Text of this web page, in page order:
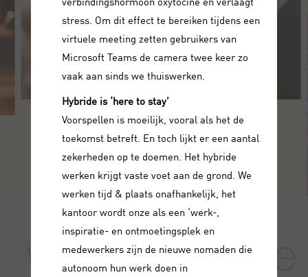
stress. Om dit effect te bereiken tijdens een
virtuele meeting zetten gebruikers van
Microsoft Teams de camera twee keer zo
vaak aan sinds we thuiswerken.
Hybride is ‘here to stay’
Voorspellen is moeilijk, vooral als het de
toekomst betreft. En toch lijkt er een aantal
zekerheden op te doemen. Het hybride
werken krijgt vaste voet aan de grond. We
werken tijd & plaats onafhankelijk, het
kantoor wordt onze als een ‘werk-,
inspiratie- en ontmoetingsplek en
medewerkers zijn de nieuwe nomaden die
autonoom hun werk doen in